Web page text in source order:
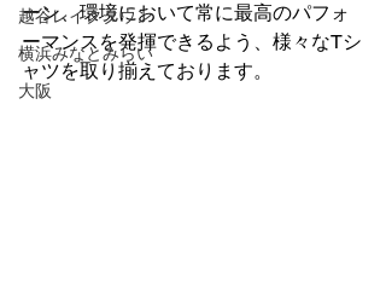
越谷レイクタウン
横浜みなとみらい
大阪
ーン、環境において常に最高のパフォ
ーマンスを発揮できるよう、様々なTシ
ャツを取り揃えております。